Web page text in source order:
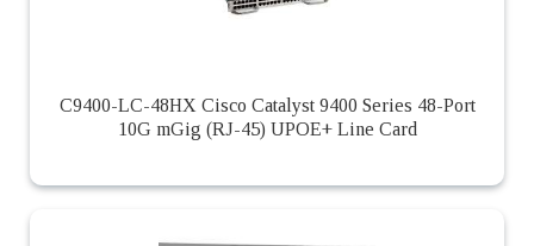
C9400-LC-48HX Cisco Catalyst 9400 Series 48-Port
10G mGig (RJ-45) UPOE+ Line Card